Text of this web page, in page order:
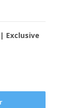
Exclusive